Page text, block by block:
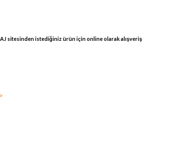
sitesinden istediğiniz ürün için online olarak alışveriş